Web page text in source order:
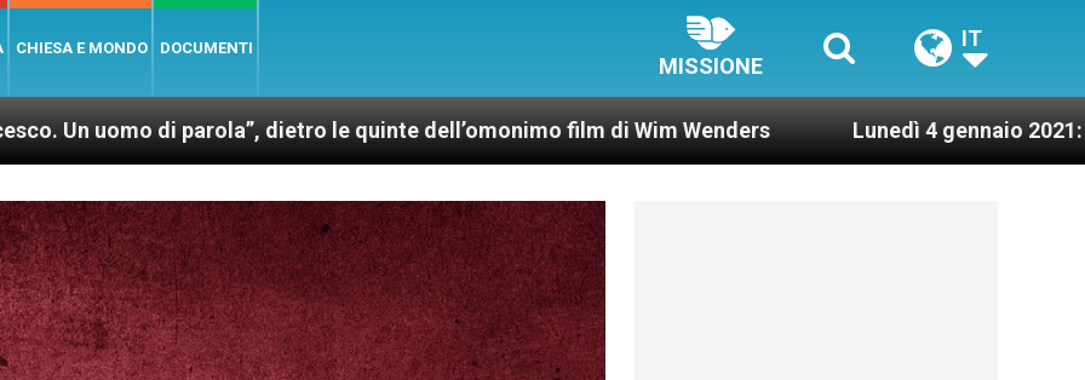
CHIESA E MONDO DOCUMENTI
MISSIONE
IT
di parola”, dietro le quinte dell’omonimo film di Wim Wenders Lunedì 4 gennaio 2021: Possesso